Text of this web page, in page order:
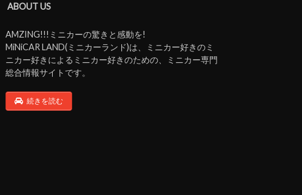
ABOUT US
AMZING!!!ミニカーの驚きと感動を!
MiNiCAR LAND(ミニカーランド)は、ミニカー好きのミ
ニカー好きによるミニカー好きのための、ミニカー専門
総合情報サイトです。
続きを読む